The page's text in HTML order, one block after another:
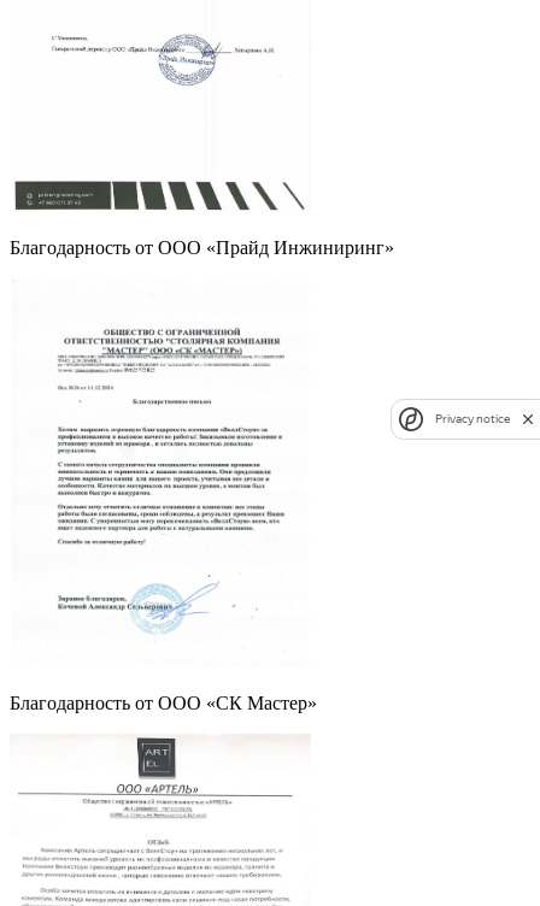
Благодарность от ООО «Прайд Инжиниринг»
Благодарность от ООО «СК Мастер»
Privacy notice